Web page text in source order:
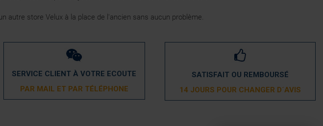
autre store Velux à la place de l'ancien sans aucun problème.
SERVICE CLIENT À VOTRE ECOUTE
PAR MAIL ET PAR TÉLÉPHONE
SATISFAIT OU REMBOURSÉ
14 JOURS POUR CHANGER D´AVIS